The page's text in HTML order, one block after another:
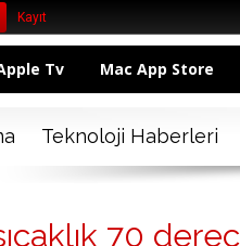
Kayıt
Tv Mac App Store
Teknoloji Haberleri
70